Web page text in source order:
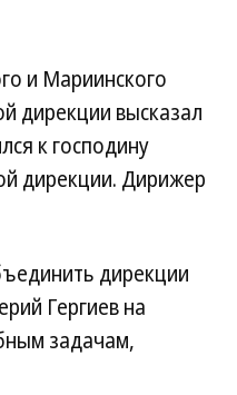
и Мариинского
дирекции высказал
к господину
дирекции. Дирижер
дирекции
Гергиев на
задачам,